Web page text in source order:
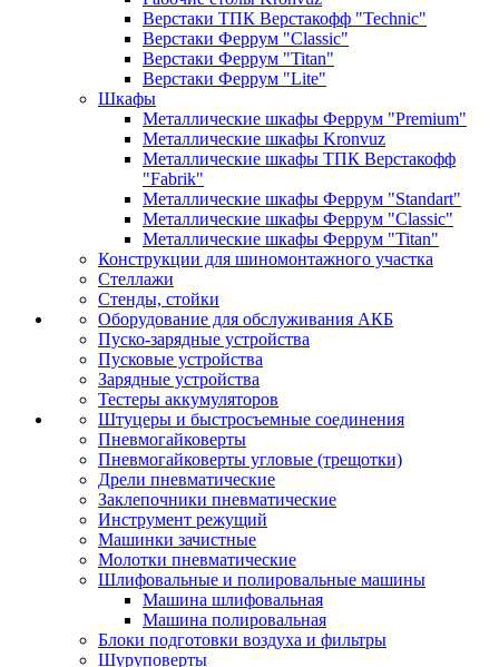
Верстаки ТПК Верстакофф "Technic"
Верстаки Феррум "Classic"
Верстаки Феррум "Titan"
Верстаки Феррум "Lite"
Шкафы
Металлические шкафы Феррум "Premium"
Металлические шкафы Kronvuz
Металлические шкафы ТПК Верстакофф
"Fabrik"
Металлические шкафы Феррум "Standart"
Металлические шкафы Феррум "Classic"
Металлические шкафы Феррум "Titan"
Конструкции для шиномонтажного участка
Стеллажи
Стенды, стойки
Оборудование для обслуживания АКБ
Пуско-зарядные устройства
Пусковые устройства
Зарядные устройства
Тестеры аккумуляторов
Штуцеры и быстросъемные соединения
Пневмогайковерты
Пневмогайковерты угловые (трещотки)
Дрели пневматические
Заклепочники пневматические
Инструмент режущий
Машинки зачистные
Молотки пневматические
Шлифовальные и полировальные машины
Машина шлифовальная
Машина полировальная
Блоки подготовки воздуха и фильтры
Шуруповерты